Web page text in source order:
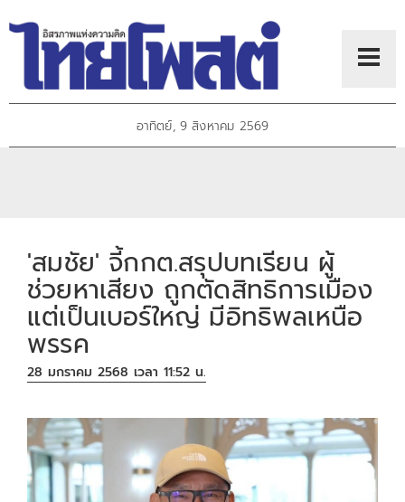
อาทิตย์, 9 สิงหาคม 2569
'สมชัย' จี้กกต.สรุปบทเรียน ผู้
ช่วยหาเสียง ถูกตัดสิทธิการเมือง
แต่เป็นเบอร์ใหญ่ มีอิทธิพลเหนือ
พรรค
28 มกราคม 2568 เวลา 11:52 น.